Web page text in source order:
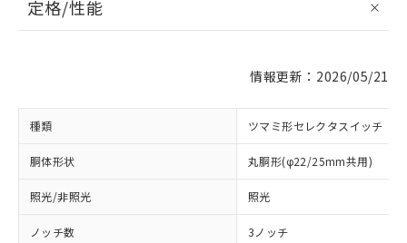
定格/性能
情報更新：2026/05/21
種類 ツマミ形セレクタスイッチ
胴体形状 丸胴形(φ22/25mm共用)
照光/非照光 照光
ノッチ数 3ノッチ